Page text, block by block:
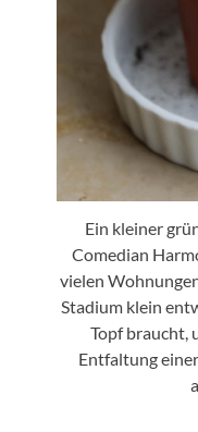
Ein kleiner
Comedian
vielen
Stadium klein
Topf braucht,
Entfaltung